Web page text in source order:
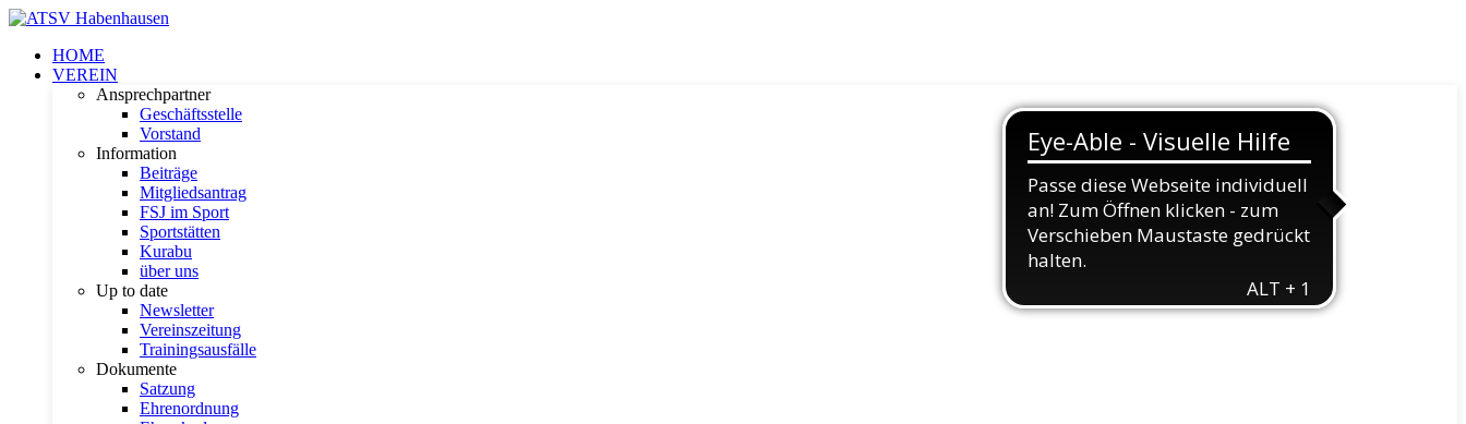
HOME
VEREIN
Ansprechpartner
Geschäftsstelle
Vorstand
Information
Beiträge
Mitgliedsantrag
FSJ im Sport
Sportstätten
Kurabu
über uns
Up to date
Newsletter
Vereinszeitung
Trainingsausfälle
Dokumente
Satzung
Ehrenordnung